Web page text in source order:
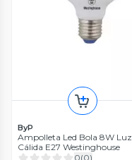
ByP
Ampolleta Led Bola 8W Luz
Cálida E27 Westinghouse
0(0)